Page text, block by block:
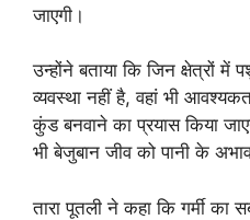
जाएगी।
उन्होंने बताया कि जिन क्षेत्रों में
व्यवस्था नहीं है, वहां भी
कुंड बनवाने का प्रयास किया
भी बेजुबान जीव को पानी के
तारा पूतली ने कहा कि गर्मी